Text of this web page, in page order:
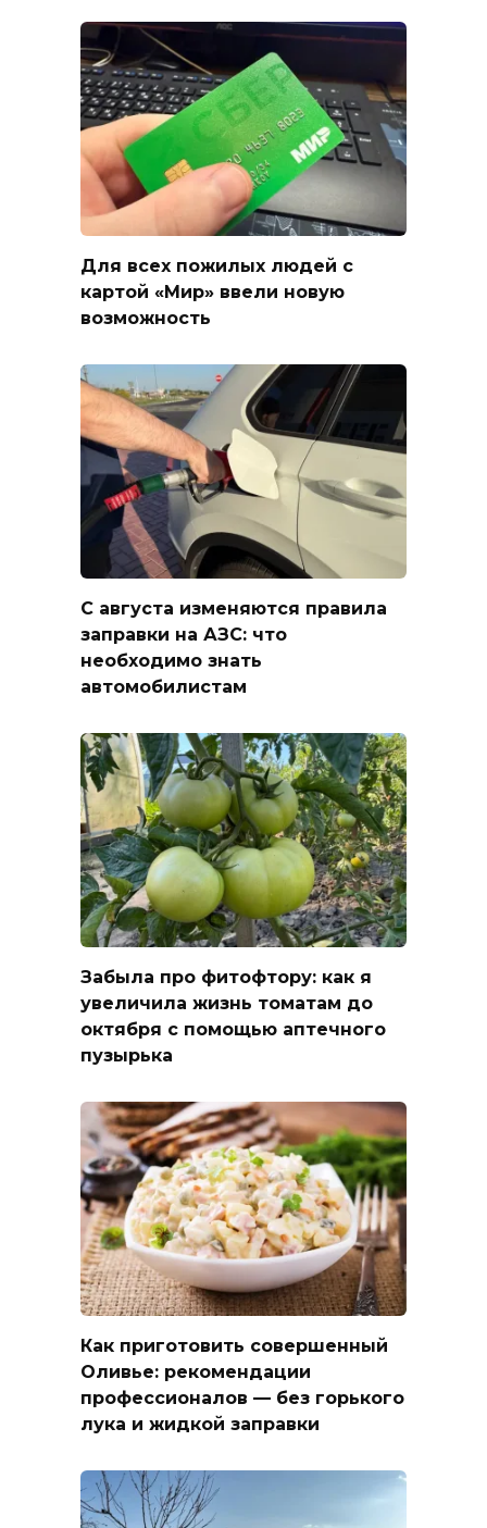
Для всех пожилых людей с
картой «Мир» ввели новую
возможность
С августа изменяются правила
заправки на АЗС: что
необходимо знать
автомобилистам
Забыла про фитофтору: как я
увеличила жизнь томатам до
октября с помощью аптечного
пузырька
Как приготовить совершенный
Оливье: рекомендации
профессионалов — без горького
лука и жидкой заправки